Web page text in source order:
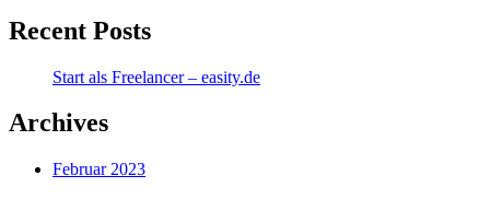
Recent Posts
Start als Freelancer – easity.de
Archives
Februar 2023